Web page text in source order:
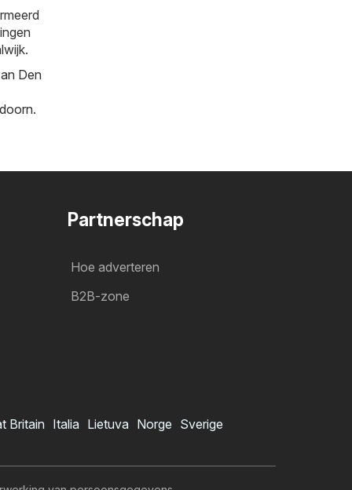
Den
.
Partnerschap
Hoe adverteren
B2B-zone
Britain Italia Lietuva Norge Sverige